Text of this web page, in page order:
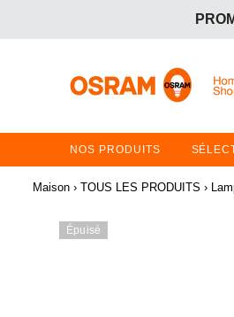
OFFRE GRATUITE :
NOS PRODUITS
Maison › TOUS LES PRODUITS ›
Épuisé